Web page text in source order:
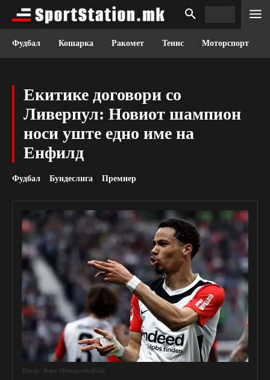
Фудбал Кошарка Ракомет Тенис Моторспорт
Екитике договори со
Ливерпул: Новиот шампион
носи уште едно име на
Енфилд
Фудбал Бундеслига Премиер
Извор: https://liverpooloffside